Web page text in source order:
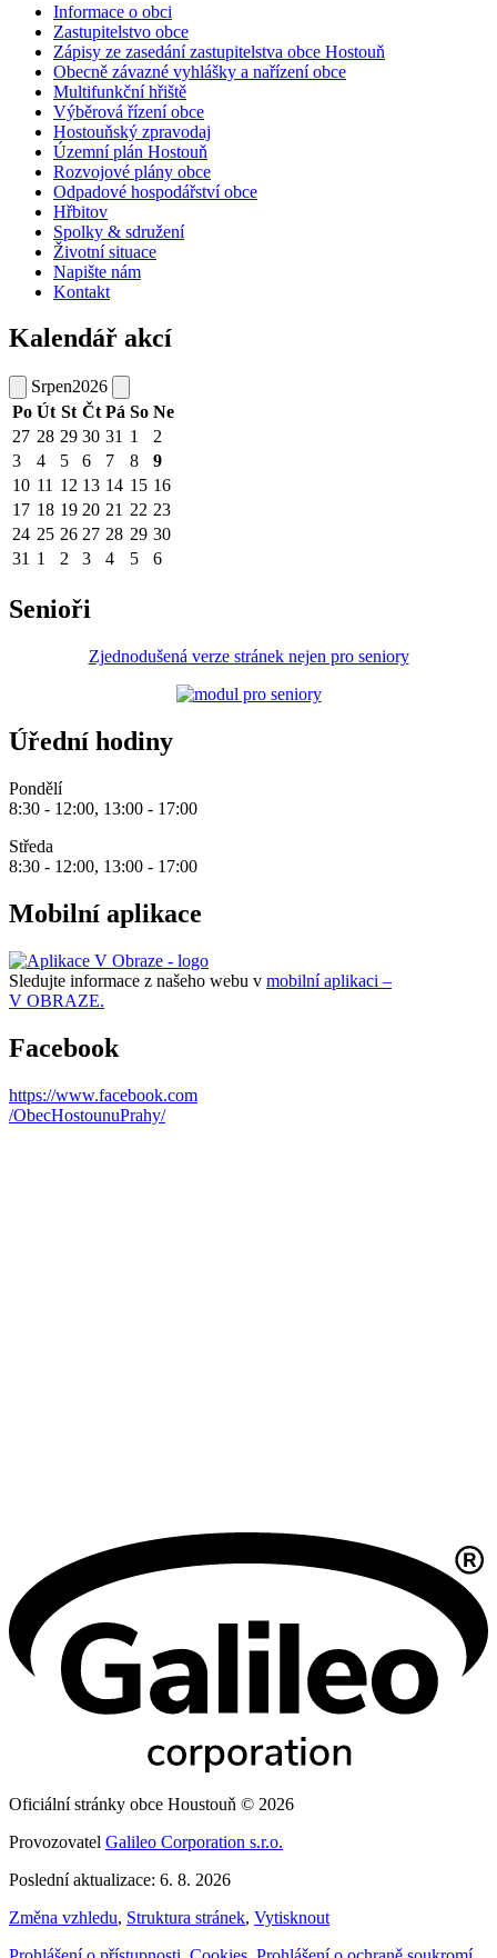
Informace o obci
Zastupitelstvo obce
Zápisy ze zasedání zastupitelstva obce Hostouň
Obecně závazné vyhlášky a nařízení obce
Multifunkční hřiště
Výběrová řízení obce
Hostouňský zpravodaj
Územní plán Hostouň
Rozvojové plány obce
Odpadové hospodářství obce
Hřbitov
Spolky & sdružení
Životní situace
Napište nám
Kontakt
Kalendář akcí
Srpen2026
Po Út St Čt Pá So Ne
27 28 29 30 31 1
2
3
4 5 6 7 8
9
10 11 12 13 14 15 16
17 18 19 20 21 22 23
24 25 26 27 28 29 30
31 1 2 3 4 5 6
Senioři
Zjednodušená verze stránek nejen pro seniory
Úřední hodiny
Pondělí
8:30 - 12:00, 13:00 - 17:00
Středa
8:30 - 12:00, 13:00 - 17:00
Mobilní aplikace
Sledujte informace z našeho webu v mobilní aplikaci –
V OBRAZE.
Facebook
https://www.facebook.com
/ObecHostounuPrahy/
Oficiální stránky obce Houstouň © 2026
Provozovatel Galileo Corporation s.r.o.
Poslední aktualizace: 6. 8. 2026
Změna vzhledu, Struktura stránek, Vytisknout